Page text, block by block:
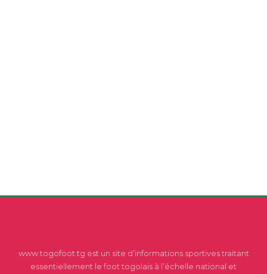
www.togofoot.tg est un site d’informations sportives traitant
essentiellement le foot togolais à l’échelle national et